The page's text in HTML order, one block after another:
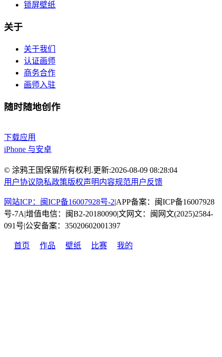
锁屏壁纸
关于
关于我们
认证画师
商务合作
画师入驻
随时随地创作
下载应用
iPhone 与安卓
© 涂鸦王国保留所有权利.更新:2026-08-09 08:28:04
用户协议 隐私政策版权声明内容规范用户反馈
网站ICP：闽ICP备16007928号-2|APP备案：闽ICP备16007928
号-7A|增值电信：闽B2-20180090|文网文：闽网文(2025)2584-
091号|公安备案：35020602001397
首页 作品 壁纸 比赛 我的